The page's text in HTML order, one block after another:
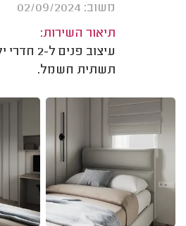
משוב: 02/09/2024
תיאור השירות:
עיצוב
תשתית חשמל.